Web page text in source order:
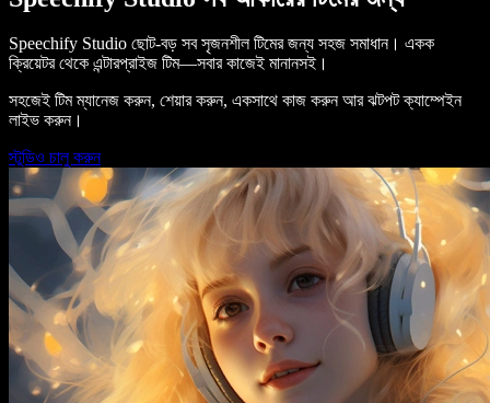
Speechify Studio ছোট-বড় সব সৃজনশীল টিমের জন্য সহজ সমাধান। একক
ক্রিয়েটর থেকে এন্টারপ্রাইজ টিম—সবার কাজেই মানানসই।
সহজেই টিম ম্যানেজ করুন, শেয়ার করুন, একসাথে কাজ করুন আর ঝটপট ক্যাম্পেইন
লাইভ করুন।
স্টুডিও চালু করুন